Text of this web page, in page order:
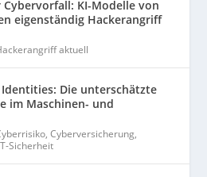
Cybervorfall: KI-Modelle von
eigenständig Hackerangriff
aktuell
Die unterschätzte
im Maschinen- und
,Cyberversicherung,
Sicherheit